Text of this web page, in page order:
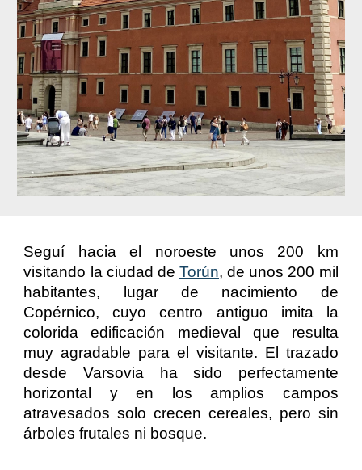
Seguí hacia el noroeste unos 200 km
visitando la ciudad de Torún, de unos 200 mil
habitantes, lugar de nacimiento de
Copérnico, cuyo centro antiguo imita la
colorida edificación medieval que resulta
muy agradable para el visitante. El trazado
desde Varsovia ha sido perfectamente
horizontal y en los amplios campos
atravesados solo crecen cereales, pero sin
árboles frutales ni bosque.